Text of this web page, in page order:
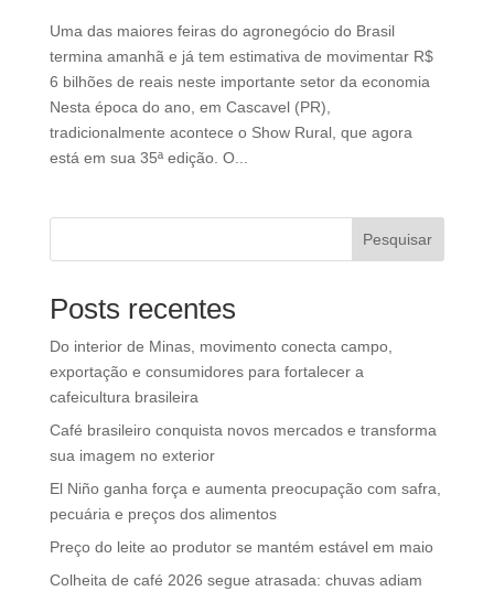
Uma das maiores feiras do agronegócio do Brasil
termina amanhã e já tem estimativa de movimentar R$
6 bilhões de reais neste importante setor da economia
Nesta época do ano, em Cascavel (PR),
tradicionalmente acontece o Show Rural, que agora
está em sua 35ª edição. O...
Pesquisar
Posts recentes
Do interior de Minas, movimento conecta campo,
exportação e consumidores para fortalecer a
cafeicultura brasileira
Café brasileiro conquista novos mercados e transforma
sua imagem no exterior
El Niño ganha força e aumenta preocupação com safra,
pecuária e preços dos alimentos
Preço do leite ao produtor se mantém estável em maio
Colheita de café 2026 segue atrasada: chuvas adiam